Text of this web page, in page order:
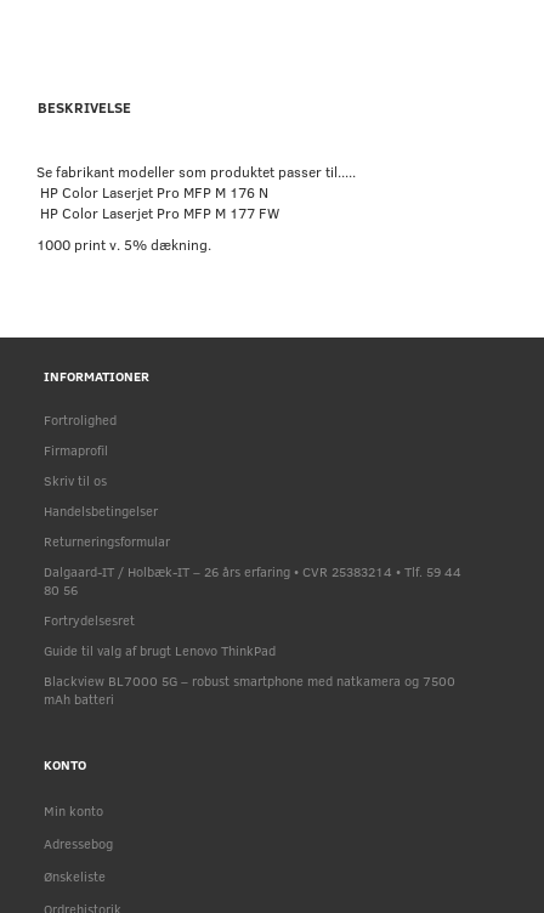
BESKRIVELSE
Se fabrikant modeller som produktet passer til.....
HP Color Laserjet Pro MFP M 176 N
HP Color Laserjet Pro MFP M 177 FW
1000 print v. 5% dækning.
INFORMATIONER
Fortrolighed
Firmaprofil
Skriv til os
Handelsbetingelser
Returneringsformular
Dalgaard-IT / Holbæk-IT – 26 års erfaring • CVR 25383214 • Tlf. 59 44
80 56
Fortrydelsesret
Guide til valg af brugt Lenovo ThinkPad
Blackview BL7000 5G – robust smartphone med natkamera og 7500
mAh batteri
KONTO
Min konto
Adressebog
Ønskeliste
Ordrehistorik